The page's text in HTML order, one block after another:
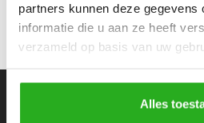
partners kunnen deze gegevens
informatie die u aan ze heeft
verzameld op basis van uw
Alles
Blouses
Tracksuits
Coltrui
Trackpants